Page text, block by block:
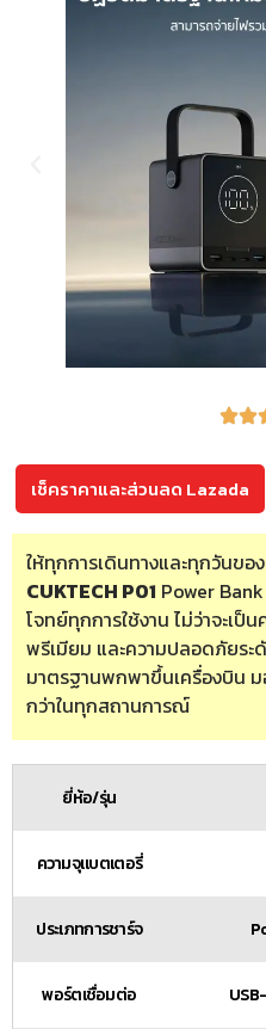
เช็คราคาและส่วนลด Lazada
ให้ทุกการเดินทางและทุกวันข
CUKTECH P01 Power
โจทย์ทุกการใช้งาน ไม่ว่าจะเป็
พรีเมียม และความปลอดภัยร
มาตรฐานพกพาขึ้นเครื่องบิน
กว่าในทุกสถานการณ์
ยี่ห้อ/รุ่น
ความจุแบตเตอรี่
ประเภทการชาร์จ
พอร์ตเชื่อมต่อ